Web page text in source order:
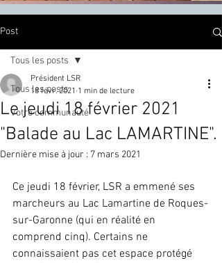
Post
Tous les posts
Votre communauté
Tous les posts
Le jeudi 18 février 2021
"Balade au Lac LAMARTINE".
Président LSR
18 févr. 2021 1 min de lecture
Dernière mise à jour : 7 mars 2021
Ce jeudi 18 février, LSR a emmené ses
marcheurs au Lac Lamartine de Roques-
sur-Garonne (qui en réalité en
comprend cinq). Certains ne
connaissaient pas cet espace protégé